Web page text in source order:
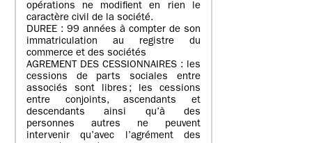
opérations ne modifient en rien le
caractère civil de la société.
DUREE : 99 années à compter de son
immatriculation au registre du
commerce et des sociétés
AGREMENT DES CESSIONNAIRES : les
cessions de parts sociales entre
associés sont libres ; les cessions
entre conjoints, ascendants et
descendants ainsi qu’à des
personnes autres ne peuvent
intervenir qu’avec l’agrément des